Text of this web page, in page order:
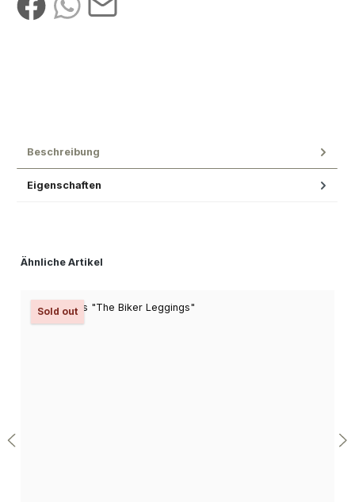
Beschreibung
Eigenschaften
Produktgalerie überspringen
Ähnliche Artikel
Sold out